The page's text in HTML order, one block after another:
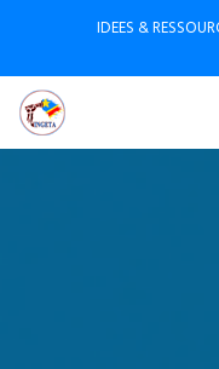
IDEES &